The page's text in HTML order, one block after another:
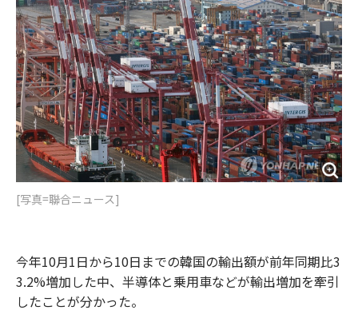
[写真=聯合ニュース]
今年10月1日から10日までの韓国の輸出額が前年同期比3
3.2%増加した中、半導体と乗用車などが輸出増加を牽引
したことが分かった。